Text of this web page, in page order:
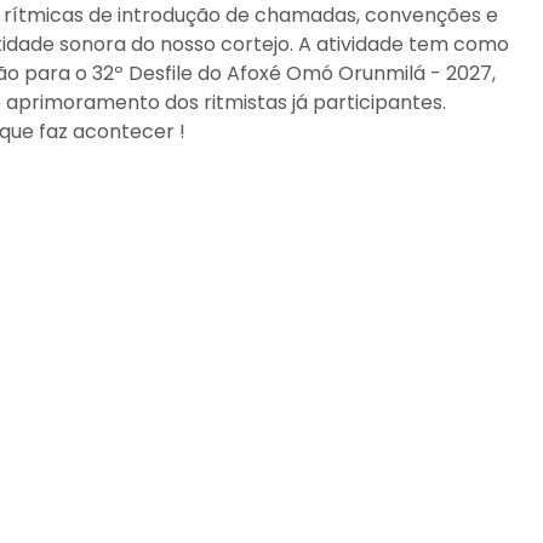
de introdução de chamadas, convenções e
sonora do nosso cortejo. A atividade tem como
o 32º Desfile do Afoxé Omó Orunmilá - 2027,
dos ritmistas já participantes.
faz acontecer !